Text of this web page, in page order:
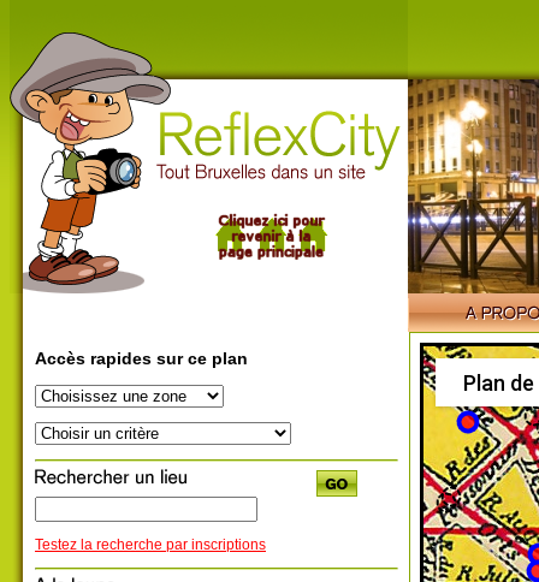
Accès rapides sur ce plan
Testez la recherche par inscriptions
Plan